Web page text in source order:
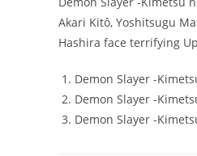
Akari Kitô, Yoshitsugu
Hashira face terrifying
Demon Slayer -
Demon Slayer -
Demon Slayer -